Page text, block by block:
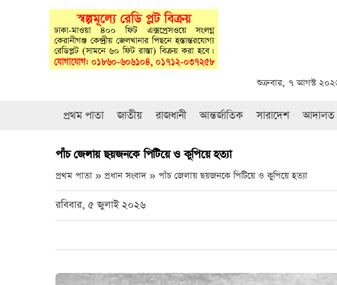
শুক্রবার, ৭ আগস্ট
প্রথম পাতা জাতীয় রাজধানী আন্তর্জাতিক সারাদেশ আদালত
পাঁচ জেলায় ছয়জনকে পিটিয়ে ও কুপিয়ে হত্যা
প্রথম পাতা » প্রধান সংবাদ » পাঁচ জেলায় ছয়জনকে পিটিয়ে ও কুপিয়ে হত্যা
রবিবার, ৫ জুলাই ২০২৬